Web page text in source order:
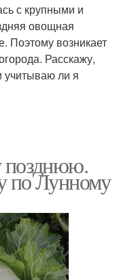
с крупными и
овощная
Поэтому возникает
Расскажу,
учитываю ли я
позднюю.
по Лунному